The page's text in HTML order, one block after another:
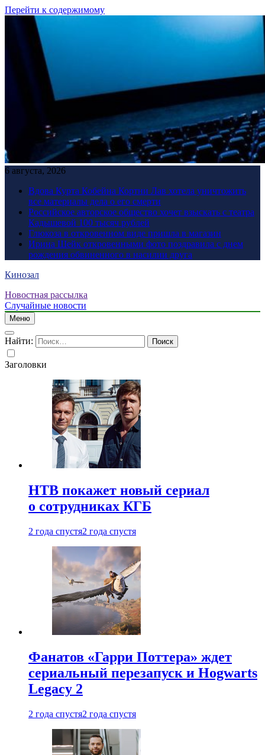
Перейти к содержимому
6 августа, 2026
Вдова Курта Кобейна Кортни Лав хотела уничтожить
все материалы дела о его смерти
Российское авторское общество хочет взыскать с театра
Кадышевой 100 тысяч рублей
Глюкоза в откровенном виде пришла в магазин
Ирина Шейк откровенными фото поздравила с днем
рождения обвиненного в насилии друга
Кинозал
Новостная рассылка
Случайные новости
Меню
Найти:
Заголовки
НТВ покажет новый сериал
о сотрудниках КГБ
2 года спустя2 года спустя
Фанатов «Гарри Поттера» ждет
сериальный перезапуск и Hogwarts
Legacy 2
2 года спустя2 года спустя